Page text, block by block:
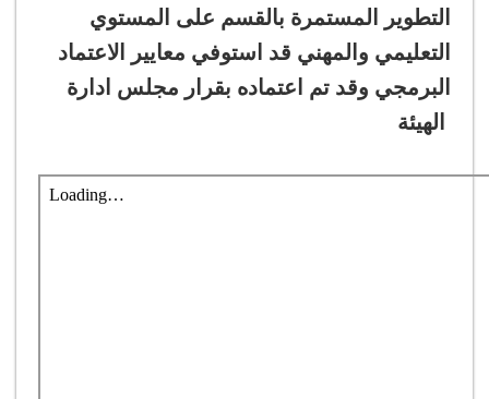
التطوير المستمرة بالقسم على المستوي
التعليمي والمهني قد استوفي معايير الاعتماد
البرمجي وقد تم اعتماده بقرار مجلس ادارة